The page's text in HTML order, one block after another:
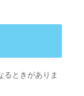
るときがありま